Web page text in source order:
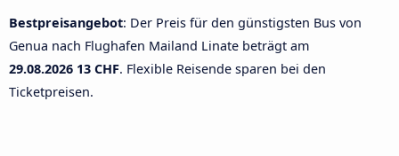
Bestpreisangebot: Der Preis für den günstigsten Bus von
Genua nach Flughafen Mailand Linate beträgt am
29.08.2026 13 CHF. Flexible Reisende sparen bei den
Ticketpreisen.